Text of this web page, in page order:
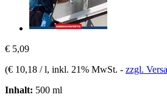
€ 5,09
(€ 10,18 / l, inkl. 21% MwSt. - zzgl.
Inhalt: 500 ml